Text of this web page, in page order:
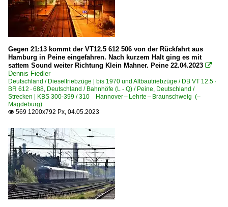
BB 37000 · 37500 ·Prima 3-System·
Unternehmen
Akiem SAS, Clichy
Luxemburg
Unternehmen
CFL Cargo S. A., Esch-sur-Alzette ·CFLCA·
Niederlande
Unternehmen
Rail Force One B.V. ·RRL·RFO·
Gegen 21:13 kommt der VT12.5 612 506 von der Rückfahrt aus
Hamburg in Peine eingefahren. Nach kurzem Halt ging es mit
sattem Sound weiter Richtung Klein Mahner. Peine 22.04.2023 
Dennis Fiedler
Deutschland / Dieseltriebzüge | bis 1970 und Altbautriebzüge / DB VT 12.5 ·
BR 612 · 688, Deutschland / Bahnhöfe (L - Q) / Peine, Deutschland /
Strecken | KBS 300-399 / 310 Hannover – Lehrte – Braunschweig (–
Magdeburg)
 569 1200x792 Px, 04.05.2023